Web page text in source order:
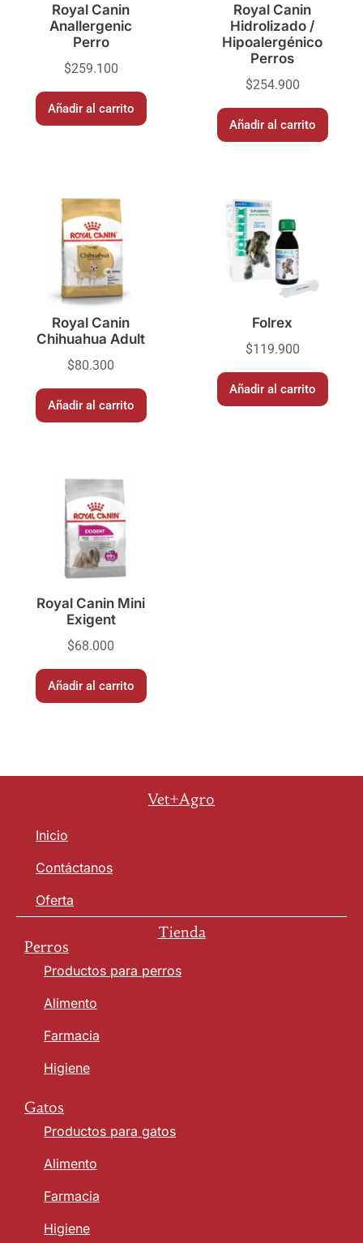
Royal Canin
Anallergenic
Perro
$259.100
Añadir al carrito
Royal Canin
Hidrolizado /
Hipoalergénico
Perros
$254.900
Añadir al carrito
Royal Canin
Chihuahua Adult
$80.300
Añadir al carrito
Folrex
$119.900
Añadir al carrito
Royal Canin Mini
Exigent
$68.000
Añadir al carrito
Vet+Agro
Inicio
Contáctanos
Oferta
Tienda
Perros
Productos para perros
Alimento
Farmacia
Higiene
Gatos
Productos para gatos
Alimento
Farmacia
Higiene